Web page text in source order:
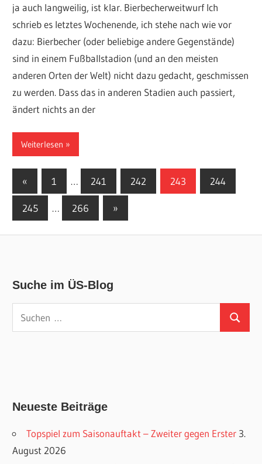
ja auch langweilig, ist klar. Bierbecherweitwurf Ich
schrieb es letztes Wochenende, ich stehe nach wie vor
dazu: Bierbecher (oder beliebige andere Gegenstände)
sind in einem Fußballstadion (und an den meisten
anderen Orten der Welt) nicht dazu gedacht, geschmissen
zu werden. Dass das in anderen Stadien auch passiert,
ändert nichts an der
Weiterlesen
Seitennummerierung
der
Beiträge
« Vorherige
Beiträge
1 … 241 242 243 244
245 … 266
Nächste
Beiträge
»
Suche im ÜS-Blog
Suchen
nach:
Suchen
Neueste Beiträge
Topspiel zum Saisonauftakt – Zweiter gegen Erster 3.
August 2026